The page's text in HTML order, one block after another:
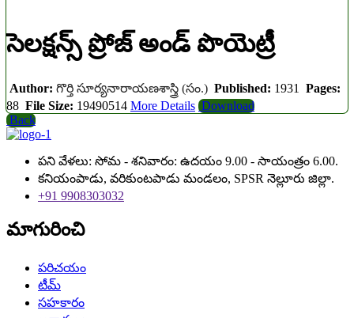
సెలక్షన్స్ ప్రోజ్ అండ్ పొయెట్రీ
Author: గొర్తి సూర్యనారాయణశాస్త్రి (సం.) Published: 1931
Pages:
88 File Size: 19490514 More Details Download
Back
పని వేళలు: సోమ - శనివారం: ఉదయం 9.00 - సాయంత్రం 6.00.
కనియంపాడు, వరికుంటపాడు మండలం, SPSR నెల్లూరు జిల్లా.
+91 9908303032
మాగురించి
పరిచయం
టీమ్
సహకారం